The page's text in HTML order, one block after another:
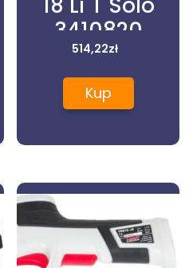
18 Li T Solo
3410820
514,22zł
Kup